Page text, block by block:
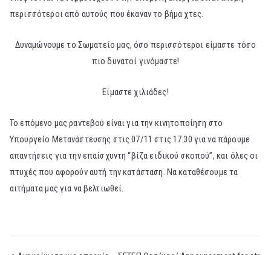
περισσότεροι από αυτούς που έκαναν το βήμα χτες.
Δυναμώνουμε το Σωματείο μας, όσο περισσότεροι είμαστε τόσο
πιο δυνατοί γινόμαστε!
Είμαστε χιλιάδες!
Το επόμενο μας ραντεβού είναι για την κινητοποίηση στο
Υπουργείο Μετανάστευσης στις 07/11 στις 17.30 για να πάρουμε
απαντήσεις για την επαίσχυντη “βίζα ειδικού σκοπού”, και όλες οι
πτυχές που αφορούν αυτή την κατάσταση. Να καταθέσουμε τα
αιτήματα μας για να βελτιωθεί.